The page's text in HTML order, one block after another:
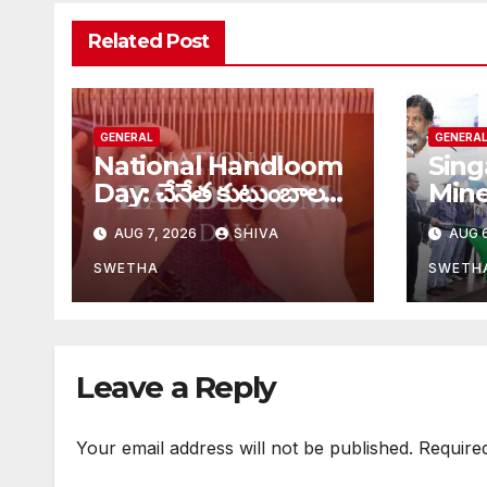
Related Post
GENERAL
National Handloom
Day: చేనేత కుటుంబాలకు
భారీ ఊరట..
AUG 7, 2026 SHIVA
SWETHA
GENERAL
AUG
Leave a Reply
Your email address will not be published.